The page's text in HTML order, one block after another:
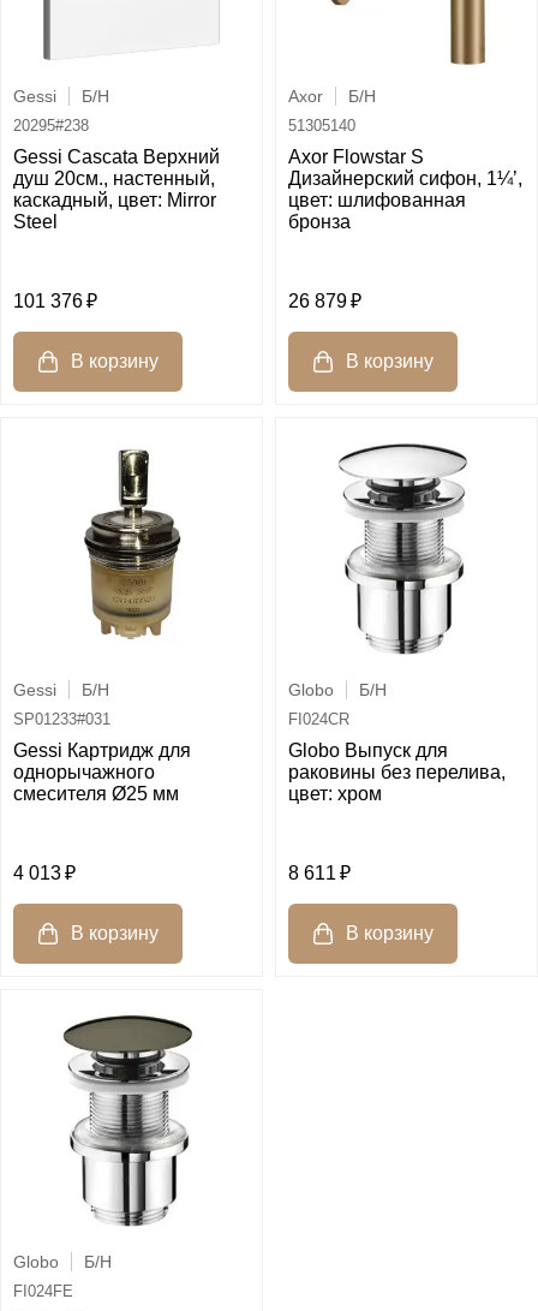
Gessi Б/Н
20295#238
Gessi Cascata Верхний
душ 20см., настенный,
каскадный, цвет: Mirror
Steel
101 376
Axor Б/Н
51305140
Axor Flowstar S
Дизайнерский сифон, 1¼’,
цвет: шлифованная
бронза
26 879
Gessi Б/Н
SP01233#031
Gessi Картридж для
однорычажного
смесителя Ø25 мм
4 013
Globo Б/Н
FI024CR
Globo Выпуск для
раковины без перелива,
цвет: хром
8 611
Globo Б/Н
FI024FE